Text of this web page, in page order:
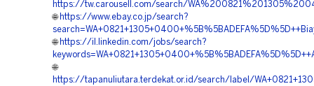
https://tw.carousell.com/search/
🌐 https://www.ebay.co.jp/search?
🌐 https://il.linkedin.com/jobs/search?
🌐
https://tapanuliutara.terdekat.or.id/search/label/